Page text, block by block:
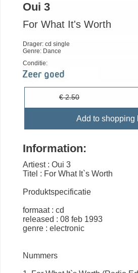
Oui 3
For What It's Worth
Drager: cd single
Genre: Dance
Conditie:
€ 2.50
Add to shopping
Information:
Artiest : Oui 3
Titel : For What It`s Worth
Produktspecificatie
formaat : cd
released : 08 feb 1993
genre : electronic
Nummers